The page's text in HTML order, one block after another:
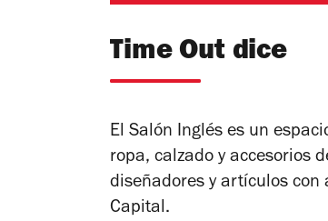
Time Out dice
El Salón Inglés es un
ropa, calzado y accesorios
diseñadores y artículos
Capital.